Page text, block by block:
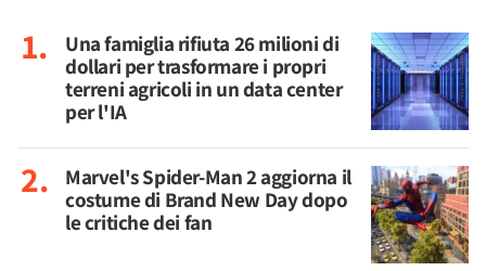
Una famiglia rifiuta 26 milioni di
dollari per trasformare i propri
terreni agricoli in un data center
per l'IA
Marvel's Spider-Man 2 aggiorna il
costume di Brand New Day dopo
le critiche dei fan